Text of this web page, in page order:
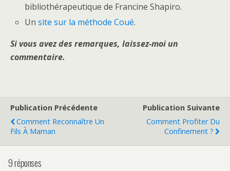
bibliothérapeutique de Francine Shapiro.
Unsite sur la méthode Coué.
Si vous avez des remarques, laissez-moi un
commentaire.
Publication Précédente
Comment Reconnaître Un
Fils À Maman
Publication Suivante
Comment Profiter Du
Confinement ?
9 réponses